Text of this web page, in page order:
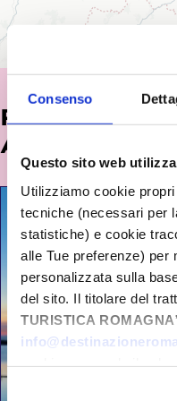
Consenso
Questo sito web
Utilizziamo cookie
tecniche (necessari per
statistiche) e cookie
alle Tue preferenze) per
personalizzata sulla
del sito. Il titolare del
TURISTICA ROMAGNA
Selezione
POTREBBE
ANCHE...